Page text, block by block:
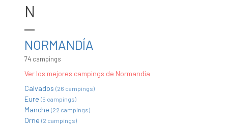
N
NORMANDÍA
74 campings
Ver los mejores campings de Normandía
Calvados (26 campings)
Eure (5 campings)
Manche (22 campings)
Orne (2 campings)